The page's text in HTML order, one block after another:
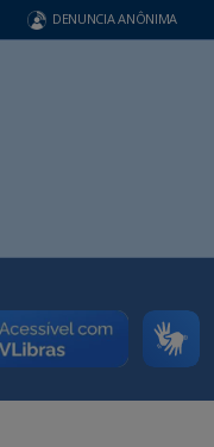
DENUNCIA ANÔNIMA